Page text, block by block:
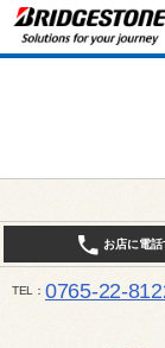
お店に電話
TEL 0765-22-